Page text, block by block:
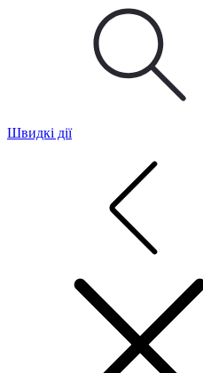
Швидкі дії